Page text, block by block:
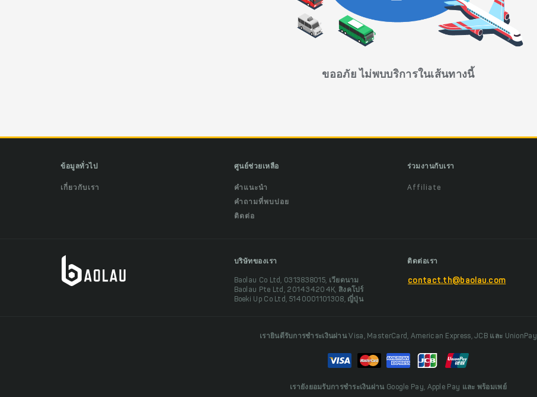
ขออภัย ไม่พบบริการในเส้นทางนี้
ข้อมูลทั่วไป
เกี่ยวกับเรา
ศูนย์ช่วยเหลือ
คำแนะนำ
คำถามที่พบบ่อย
ติดต่อ
ร่วมงานกับเรา
Affiliate
บริษัทของเรา
Baolau Co Ltd, 0313838015, เวียดนาม
Baolau Pte Ltd, 201434204K, สิงคโปร์
Boeki Up Co Ltd, 5140001101308, ญี่ปุ่น
ติดต่อเรา
contact.th@baolau.com
เรายินดีรับการชำระเงินผ่าน Visa, MasterCard, American Express, JCB และ UnionPay
เรายังยอมรับการชำระเงินผ่าน Google Pay, Apple Pay และ พร้อมเพย์